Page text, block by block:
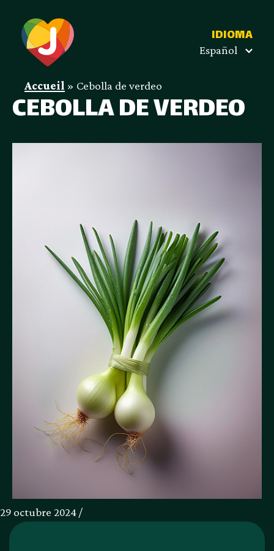
IDIOMA
Español
Accueil» Cebolla de verdeo
CEBOLLA DE VERDEO
29 octubre 2024 /